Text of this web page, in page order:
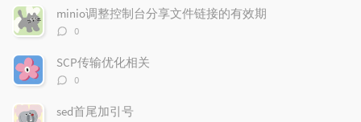
文
章
评
minio调整控制台分享文件链接的有效期
评
数：
0
SCP传输优化相关
评
数：
0
sed首尾加引号